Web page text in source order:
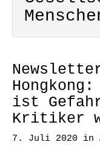
ist
Kritiker
7. Juli 2020 in